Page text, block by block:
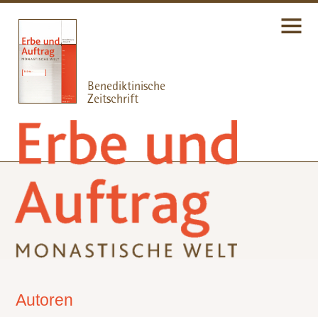
Autoren